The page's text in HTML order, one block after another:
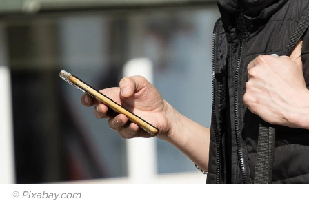
© Pixabay.com